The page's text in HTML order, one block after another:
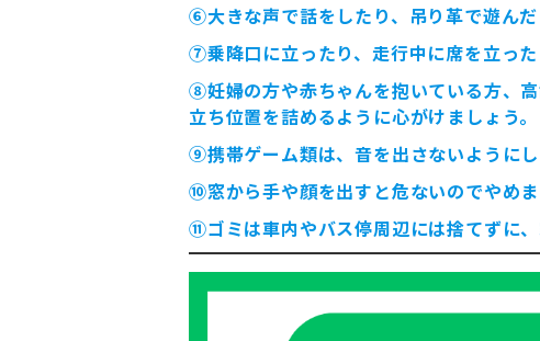
⑥大きな声で話をしたり、吊り革で遊ん
⑦乗降口に立ったり、走行中に席を立った
⑧妊婦の方や赤ちゃんを抱いている方、
立ち位置を詰めるように心がけましょう。
⑨携帯ゲーム類は、音を出さないようにし
⑩窓から手や顔を出すと危ないのでやめま
⑪ゴミは車内やバス停周辺には捨てずに、